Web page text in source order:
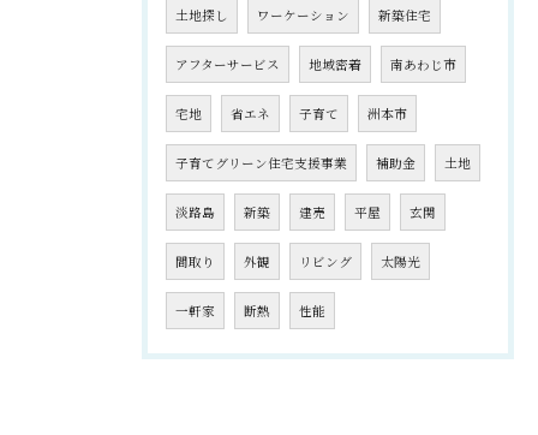
土地探し ワーケーション 新築住宅
アフターサービス 地域密着 南あわじ市
宅地 省エネ 子育て 洲本市
子育てグリーン住宅支援事業 補助金 土地
淡路島 新築 建売 平屋 玄関
間取り 外観 リビング 太陽光
一軒家 断熱 性能